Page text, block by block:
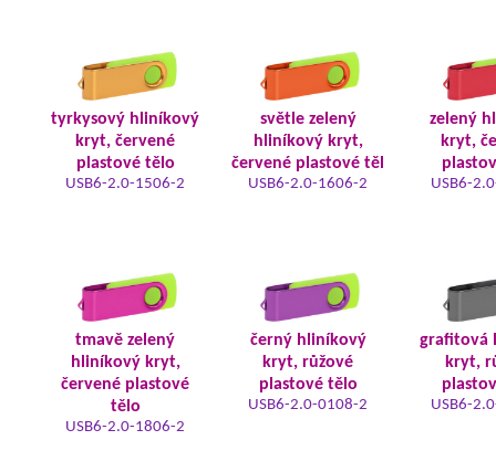
tyrkysový hliníkový
kryt, červené
plastové tělo
USB6-2.0-1506-2
světle zelený
hliníkový kryt,
červené plastové těl
USB6-2.0-1606-2
zelený
kryt,
USB6-
tmavě zelený
hliníkový kryt,
červené plastové
tělo
USB6-2.0-1806-2
černý hliníkový
kryt, růžové
plastové tělo
USB6-2.0-0108-2
grafitová
kryt,
USB6-